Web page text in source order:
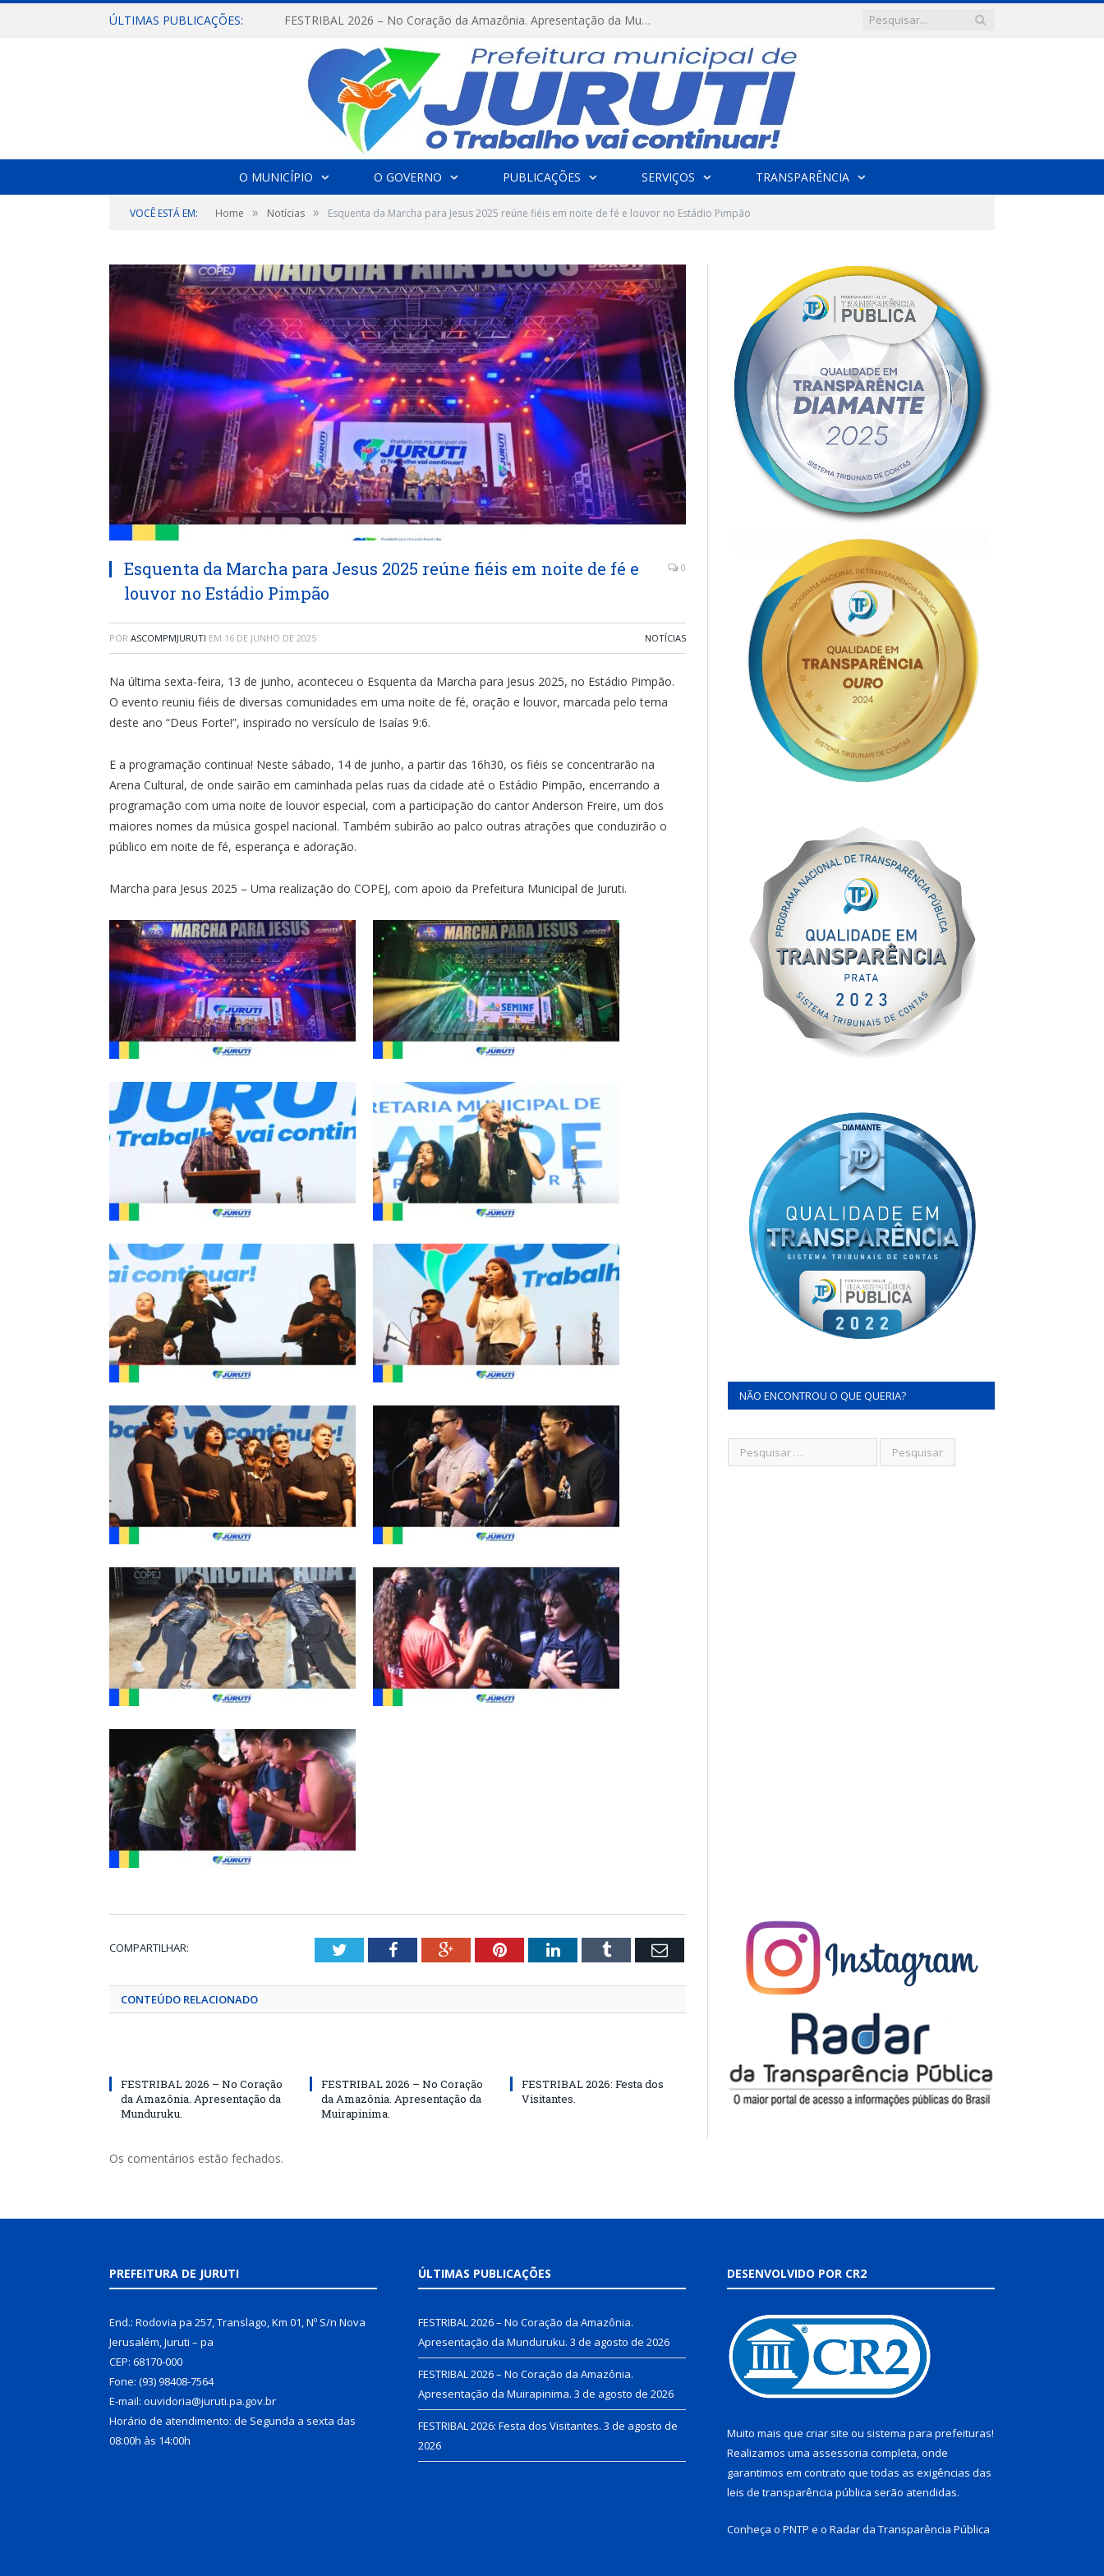
ÚLTIMAS PUBLICAÇÕES: FESTRIBAL 2026 – No Coração da Amazônia. Apresentação da Munduruku.
O MUNICÍPIO O GOVERNO PUBLICAÇÕES SERVIÇOS TRANSPARÊNCIA
VOCÊ ESTÁ EM: Home » Notícias » Esquenta da Marcha para Jesus 2025 reúne fiéis em noite de fé e louvor no Estádio Pimpão
Esquenta da Marcha para Jesus 2025 reúne fiéis em noite de fé e
louvor no Estádio Pimpão
0
POR ASCOMPMJURUTI EM 16 DE JUNHO DE 2025 NOTÍCIAS
Na última sexta-feira, 13 de junho, aconteceu o Esquenta da Marcha para Jesus 2025, no Estádio Pimpão.
O evento reuniu fiéis de diversas comunidades em uma noite de fé, oração e louvor, marcada pelo tema
deste ano “Deus Forte!”, inspirado no versículo de Isaías 9:6.
E a programação continua! Neste sábado, 14 de junho, a partir das 16h30, os fiéis se concentrarão na
Arena Cultural, de onde sairão em caminhada pelas ruas da cidade até o Estádio Pimpão, encerrando a
programação com uma noite de louvor especial, com a participação do cantor Anderson Freire, um dos
maiores nomes da música gospel nacional. Também subirão ao palco outras atrações que conduzirão o
público em noite de fé, esperança e adoração.
Marcha para Jesus 2025 – Uma realização do COPEJ, com apoio da Prefeitura Municipal de Juruti.
COMPARTILHAR: TwitterFacebookGoogle+PinterestLinkedInTumblr Email
CONTEÚDO RELACIONADO
FESTRIBAL 2026 – No Coração
da Amazônia. Apresentação da
Munduruku.
FESTRIBAL 2026 – No Coração
da Amazônia. Apresentação da
Muirapinima.
FESTRIBAL 2026: Festa dos
Visitantes.
Os comentários estão fechados.
NÃO ENCONTROU O QUE QUERIA?
PREFEITURA DE JURUTI
End.: Rodovia pa 257, Translago, Km 01, Nº S/n Nova
Jerusalém, Juruti – pa
CEP: 68170-000
Fone: (93) 98408-7564
E-mail: ouvidoria@juruti.pa.gov.br
Horário de atendimento: de Segunda a sexta das
08:00h às 14:00h
ÚLTIMAS PUBLICAÇÕES
FESTRIBAL 2026 – No Coração da Amazônia.
Apresentação da Munduruku. 3 de agosto de 2026
FESTRIBAL 2026 – No Coração da Amazônia.
Apresentação da Muirapinima. 3 de agosto de 2026
FESTRIBAL 2026: Festa dos Visitantes. 3 de agosto de
2026
DESENVOLVIDO POR CR2
Muito mais que criar site ou sistema para prefeituras!
Realizamos uma assessoria completa, onde
garantimos em contrato que todas as exigências das
leis de transparência pública serão atendidas.
Conheça o PNTP e o Radar da Transparência Pública